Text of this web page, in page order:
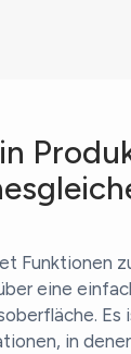
Funktionen
eine
in